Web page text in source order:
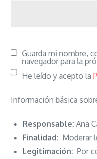
Guarda mi nombre,
navegador para la
He leído y acepto la
Información básica
Responsable: Ana
Finalidad: Moderar
Legitimación: Por